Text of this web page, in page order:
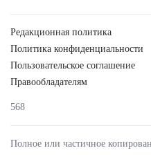
Редакционная политика
Политика конфиденциальности
Пользовательское соглашение
Правообладателям
568
Полное или частичное